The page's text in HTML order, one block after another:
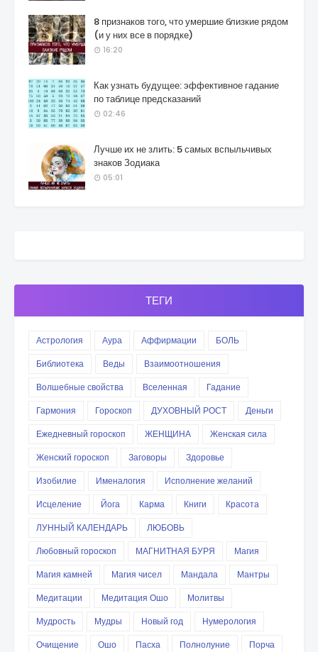
8 признаков того, что умершие близкие рядом
(и у них все в порядке)
16:20
Как узнать будущее: эффективное гадание
по таблице предсказаний
02:46
Лучше их не злить: 5 самых вспыльчивых
знаков Зодиака
05:01
ТЕГИ
Астрология Аура Аффирмации
БОЛЬ
Библиотека
Веды
Взаимоотношения
Волшебные свойства
Вселенная
Гадание
Гармония
Гороскоп ДУХОВНЫЙ РОСТ
Деньги
Ежедневный гороскоп
ЖЕНЩИНА
Женская сила
Женский гороскоп
Заговоры
Здоровье
Изобилие
Именалогия
Исполнение желаний
Исцеление
Йога Карма Книги
Красота
ЛУННЫЙ КАЛЕНДАРЬ
ЛЮБОВЬ
Любовный гороскоп
МАГНИТНАЯ БУРЯ
Магия
Магия камней
Магия чисел Мандала
Мантры
Медитации
Медитация Ошо
Молитвы
Мудрость
Мудры Новый год
Нумерология
Очищение
Ошо Пасха Полнолуние
Порча